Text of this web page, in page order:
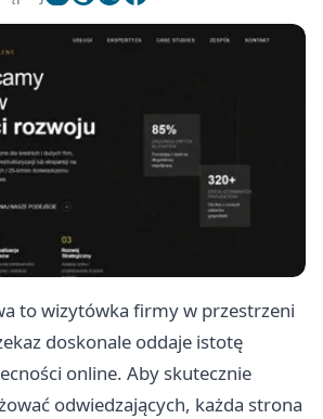
to wizytówka firmy w przestrzeni
doskonale oddaje istotę
online. Aby skutecznie
odwiedzających, każda strona